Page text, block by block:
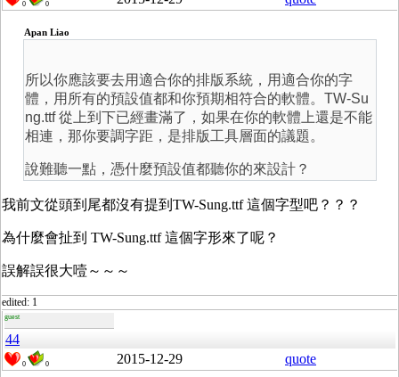
0 0
Apan Liao
所以你應該要去用適合你的排版系統，用適合你的字
體，用所有的預設值都和你預期相符合的軟體。TW-Su
ng.ttf 從上到下已經畫滿了，如果在你的軟體上還是不能
相連，那你要調字距，是排版工具層面的議題。
說難聽一點，憑什麼預設值都聽你的來設計？
我前文從頭到尾都沒有提到TW-Sung.ttf 這個字型吧？？？
為什麼會扯到 TW-Sung.ttf 這個字形來了呢？
誤解誤很大噎～～～
edited: 1
guest
44
0 0 2015-12-29 quote